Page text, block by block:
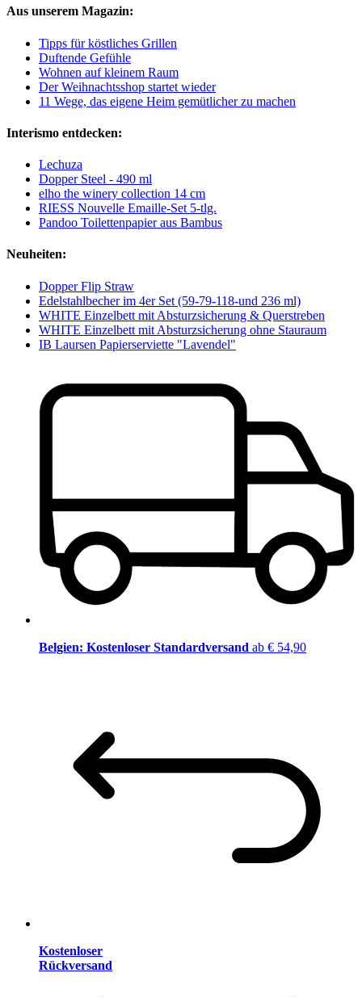
Aus unserem Magazin:
Tipps für köstliches Grillen
Duftende Gefühle
Wohnen auf kleinem Raum
Der Weihnachtsshop startet wieder
11 Wege, das eigene Heim gemütlicher zu machen
Interismo entdecken:
Lechuza
Dopper Steel - 490 ml
elho the winery collection 14 cm
RIESS Nouvelle Emaille-Set 5-tlg.
Pandoo Toilettenpapier aus Bambus
Neuheiten:
Dopper Flip Straw
Edelstahlbecher im 4er Set (59-79-118-und 236 ml)
WHITE Einzelbett mit Absturzsicherung & Querstreben
WHITE Einzelbett mit Absturzsicherung ohne Stauraum
IB Laursen Papierserviette "Lavendel"
Belgien: Kostenloser Standardversand ab € 54,90
Kostenloser
Rückversand